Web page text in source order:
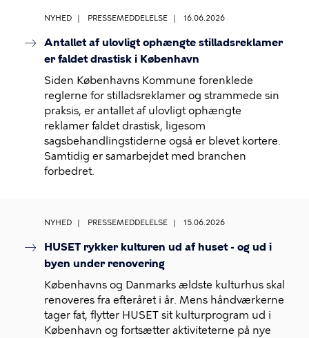
NYHED PRESSEMEDDELELSE 16.06.2026
Antallet af ulovligt ophængte stilladsreklamer
er faldet drastisk i København
Siden Københavns Kommune forenklede
reglerne for stilladsreklamer og strammede sin
praksis, er antallet af ulovligt ophængte
reklamer faldet drastisk, ligesom
sagsbehandlingstiderne også er blevet kortere.
Samtidig er samarbejdet med branchen
forbedret.
NYHED PRESSEMEDDELELSE 15.06.2026
HUSET rykker kulturen ud af huset - og ud i
byen under renovering
Københavns og Danmarks ældste kulturhus skal
renoveres fra efteråret i år. Mens håndværkerne
tager fat, flytter HUSET sit kulturprogram ud i
København og fortsætter aktiviteterne på nye